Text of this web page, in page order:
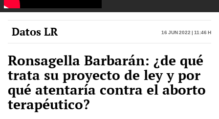
Petroperú | Sin Guion con
Rosa María Palacios
Datos LR 16 Jun 2022 | 11:46 h
Ronsagella Barbarán: ¿de qué
trata su proyecto de ley y por
qué atentaría contra el aborto
terapéutico?